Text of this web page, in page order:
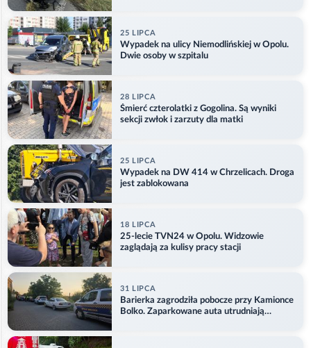
25 LIPCA
Wypadek na ulicy Niemodlińskiej w Opolu.
Dwie osoby w szpitalu
28 LIPCA
Śmierć czterolatki z Gogolina. Są wyniki
sekcji zwłok i zarzuty dla matki
25 LIPCA
Wypadek na DW 414 w Chrzelicach. Droga
jest zablokowana
18 LIPCA
25-lecie TVN24 w Opolu. Widzowie
zaglądają za kulisy pracy stacji
31 LIPCA
Barierka zagrodziła pobocze przy Kamionce
Bolko. Zaparkowane auta utrudniają